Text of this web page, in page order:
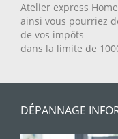
Atelier express
ainsi vous pourriez
de vos impôts
dans la limite de
DÉPANNAGE